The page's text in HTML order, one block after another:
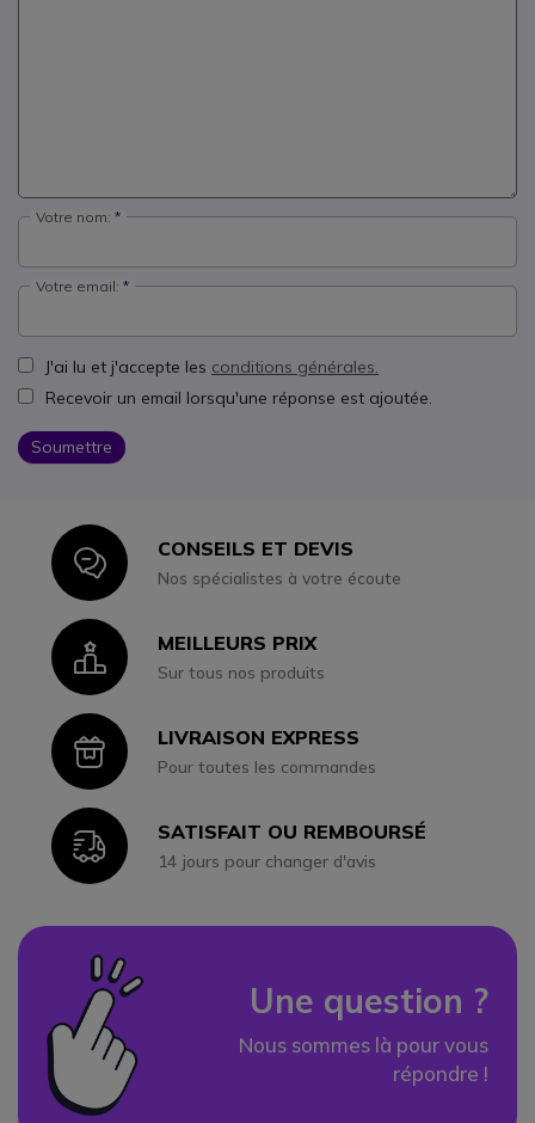
Votre nom:
Votre email:
J'ai lu et j'accepte les conditions générales.
Recevoir un email lorsqu'une réponse est ajoutée.
Soumettre
IconCONSEILS ET DEVIS
Nos spécialistes à votre écoute
IconMEILLEURS PRIX
Sur tous nos produits
IconLIVRAISON EXPRESS
Pour toutes les commandes
IconSATISFAIT OU REMBOURSÉ
14 jours pour changer d'avis
Une question ?
Nous sommes là pour vous
répondre !